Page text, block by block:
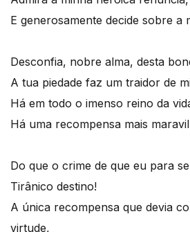
E generosamente decide sobre a
Desconfia, nobre alma, desta
A tua piedade faz um traidor de
Há em todo o imenso reino da
Há uma recompensa mais
Do que o crime de que eu para
Tirânico destino!
A única recompensa que devia
virtude,